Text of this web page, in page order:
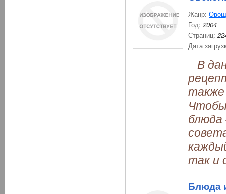
Жанр:
Год: 2004
Страниц:
Дата
В
также
так и
Блюда